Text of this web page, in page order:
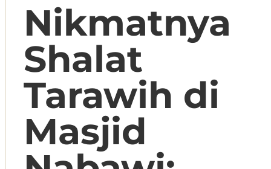
Nikmatnya
Shalat
Tarawih di
Masjid